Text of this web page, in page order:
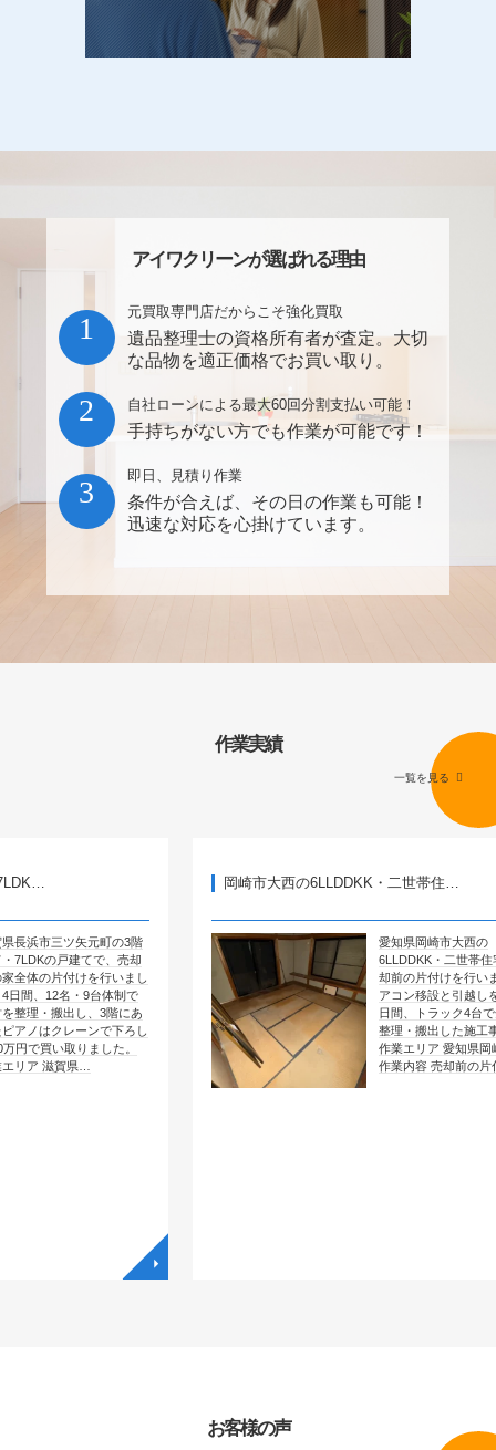
アイワクリーンが選ばれる理由
元買取専門店だからこそ強化買取
遺品整理士の資格所有者が査定。大切
な品物を適正価格でお買い取り。
1
自社ローンによる最大60回分割支払い可能！
手持ちがない方でも作業が可能です！
2
即日、見積り作業
条件が合えば、その日の作業も可能！
迅速な対応を心掛けています。
3
作業実績
一覧を見る
元町の3階
で、売却
を行いまし
9台体制で
、3階にあ
ンで下ろし
ました。
…
岡崎市大西の6LLDDKK・二世帯住…
愛知県岡崎市大西の
6LLDDKK・二世帯住宅で、売
却前の片付けを行いました。エ
アコン移設と引越しを含めて4
日間、トラック4台で全部屋を
整理・搬出した施工事例です。
作業エリア 愛知県岡崎市大西
作業内容 売却前の片付け …
お客様の声